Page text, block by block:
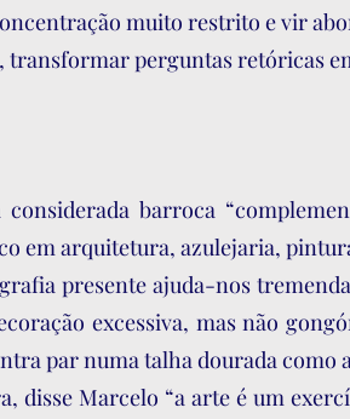
muito restrito e vir
transformar perguntas retóricas
barroca
em arquitetura, azulejaria,
presente ajuda-nos
excessiva, mas não
par numa talha dourada
disse Marcelo “a arte é um